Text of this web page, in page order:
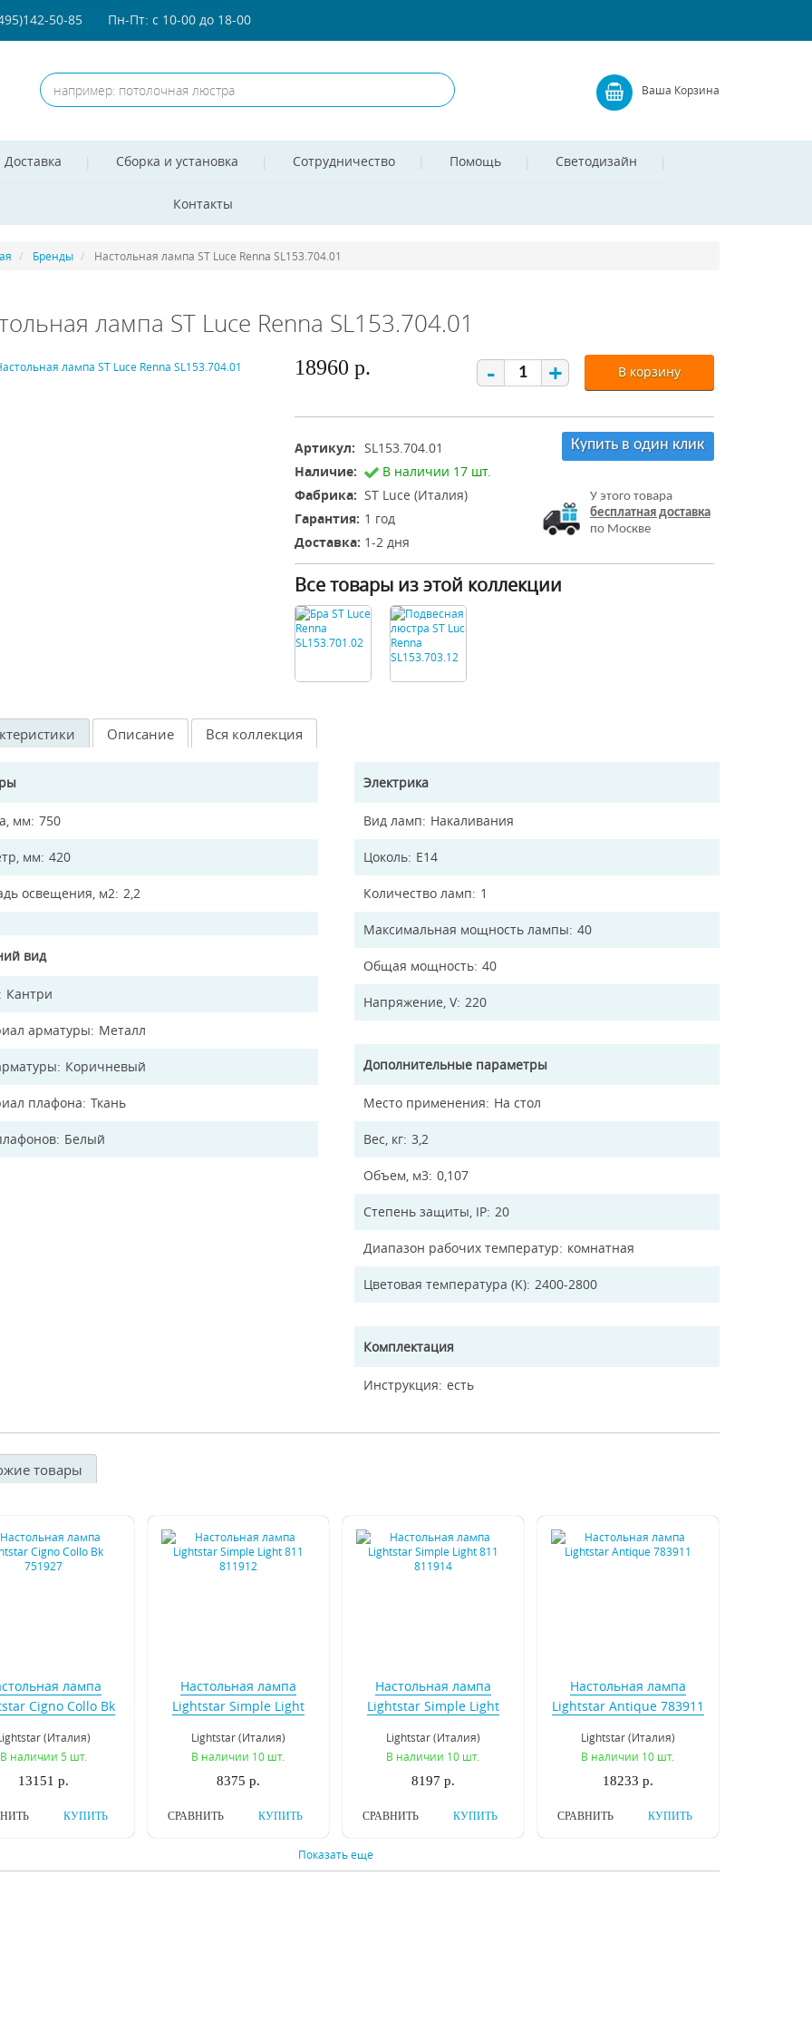
50-85 Пн-Пт: с 10-00 до 18-00
Ваша Корзина
Доставка Сборка и установка Сотрудничество Помощь Светодизайн
Контакты
Бренды Настольная лампа ST Luce Renna SL153.704.01
лампа ST Luce Renna SL153.704.01
18960 р. - + В корзину
Артикул: SL153.704.01
Наличие:
В наличии 17 шт.
Фабрика: ST Luce (Италия)
Гарантия: 1 год
Доставка: 1-2 дня
Купить в один клик
У этого товара
бесплатная доставка
по Москве
Все товары из этой коллекции
Описание Вся коллекция
мм 750
мм 420
освещения, м2 2,2
вид
Кантри
арматуры Металл
Коричневый
плафона Ткань
Белый
Электрика
Вид ламп Накаливания
Цоколь E14
Количество ламп 1
Максимальная мощность лампы 40
Общая мощность 40
Напряжение, V 220
Дополнительные параметры
Место применения На стол
Вес, кг 3,2
Объем, м3 0,107
Степень защиты, IP 20
Диапазон рабочих температур комнатная
Цветовая температура (K) 2400-2800
Комплектация
Инструкция есть
товары
лампа
Cigno Collo Bk
(Италия)
В наличии 5 шт.
13151 р.
КУПИТЬ
Настольная лампа
Lightstar Simple Light
Lightstar (Италия)
В наличии 10 шт.
8375 р.
КУПИТЬ
СРАВНИТЬ
Настольная лампа
Lightstar Simple Light
Lightstar (Италия)
В наличии 10 шт.
8197 р.
КУПИТЬ
СРАВНИТЬ
Настольная лампа
Lightstar Antique 783911
Lightstar (Италия)
В наличии 10 шт.
18233 р.
КУПИТЬ
СРАВНИТЬ
Показать еще